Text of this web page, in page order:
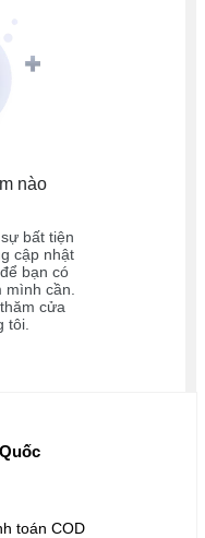
nào
bất tiện
cập nhật
bạn có
mình cần.
cửa
tôi.
toán COD